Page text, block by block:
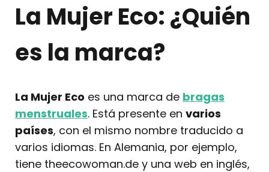
La Mujer Eco: ¿Quién
es la marca?
La Mujer Eco es una marca de bragas
menstruales. Está presente en varios
países, con el mismo nombre traducido a
varios idiomas. En Alemania, por ejemplo,
tiene theecowoman.de y una web en inglés,